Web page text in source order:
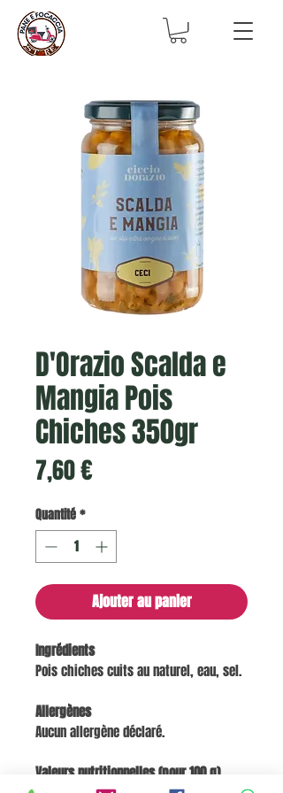
D'Orazio Scalda e
Mangia Pois
Chiches 350gr
7,60 €Prix
Quantité*
Ajouter au panier
Ingrédients
Pois chiches cuits au naturel, eau, sel.
Allergènes
Aucun allergène déclaré.
Valeurs nutritionnelles (pour 100 g)